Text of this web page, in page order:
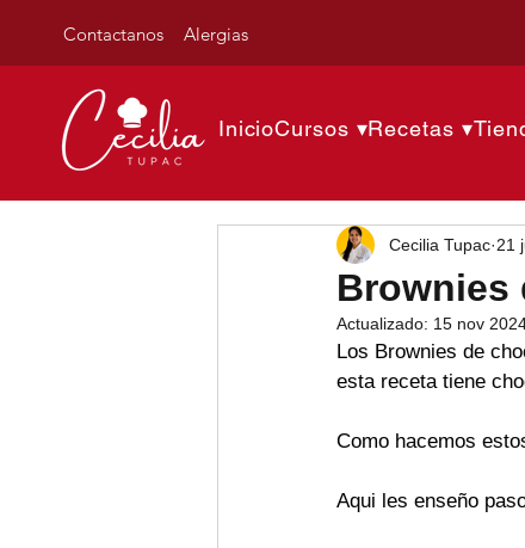
Contactanos Alergias
InicioCursos ▾Recetas ▾
Brownies
Cecilia Tupac 21
Actualizado: 15 nov
Los Brownies de
esta receta tiene
Como hacemos
Aqui les enseño